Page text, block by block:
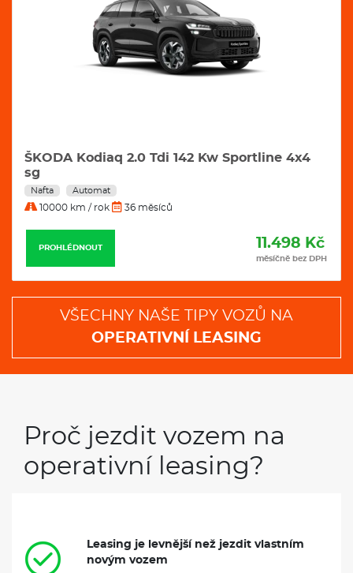
VW Tayron 2,0 Tdi 142 kW 4motion R-Line
DSG automat
Nafta Automat
10000 km / rok 36 měsíců
PROHLÉDNOUT 11.989 Kč
měsíčně bez DPH
VŠECHNY NAŠE TIPY VOZŮ NA
OPERATIVNÍ LEASING
Proč jezdit vozem na
operativní leasing?
Leasing je levnější než jezdit vlastním
novým vozem